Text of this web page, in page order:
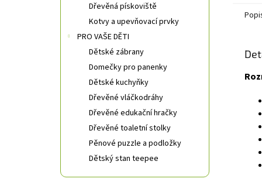
Dřevěná pískoviště
Kotvy a upevňovací prvky
PRO VAŠE DĚTI
Dětské zábrany
Domečky pro panenky
Dětské kuchyňky
Dřevěné vláčkodráhy
Dřevěné edukační hračky
Dřevěné toaletní stolky
Pěnové puzzle a podložky
Dětský stan teepee